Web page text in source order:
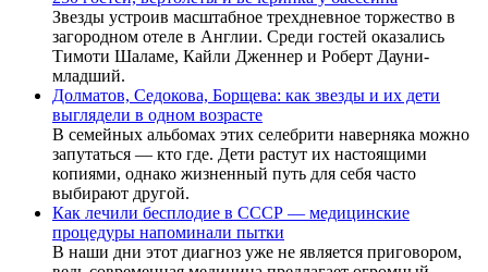
Звезды устроив масштабное трехдневное торжество в
загородном отеле в Англии. Среди гостей оказались
Тимоти Шаламе, Кайли Дженнер и Роберт Дауни-
младший.
Долматов, Седокова, Борщева: как звезды и их дети
выглядели в одном возрасте
В семейных альбомах этих селебрити наверняка можно
запутаться — кто где. Дети растут их настоящими
копиями, однако жизненный путь для себя часто
выбирают другой.
Как лечили бесплодие в СССР — медицинские
процедуры напоминали пытки
В наши дни этот диагноз уже не является приговором,